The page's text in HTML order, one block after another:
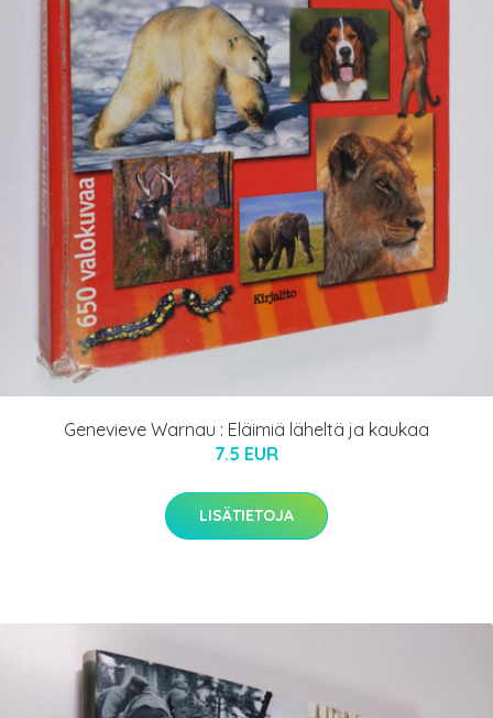
Genevieve Warnau : Eläimiä läheltä ja kaukaa
7.5 EUR
LISÄTIETOJA